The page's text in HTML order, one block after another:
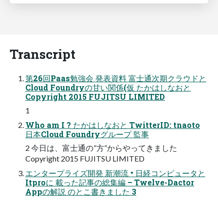
Transcript
第26回Paas勉強会 発表資料 富士通次期クラウドと
Cloud Foundryの甘い関係(仮 たかはしなおと
Copyright 2015 FUJITSU LIMITED
1
Who am I ? たかはしなおと TwitterID: tnaoto
日本Cloud Foundryグループ 監事
2 今日は、富士通の”方”からやってきました
Copyright 2015 FUJITSU LIMITED
エンタープライズ開発 新潮流 • 日経コンピュータと
Itproに 載った記事の総集編 – Twelve-Dactor
Appの解説 のとこ書きました 3